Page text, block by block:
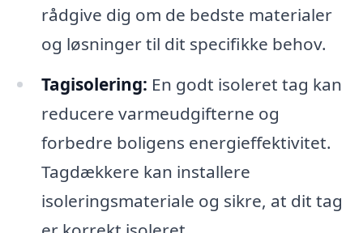
rådgive dig om de bedste materialer
og løsninger til dit specifikke behov.
Tagisolering: En godt isoleret tag kan
reducere varmeudgifterne og
forbedre boligens energieffektivitet.
Tagdækkere kan installere
isoleringsmateriale og sikre, at dit tag